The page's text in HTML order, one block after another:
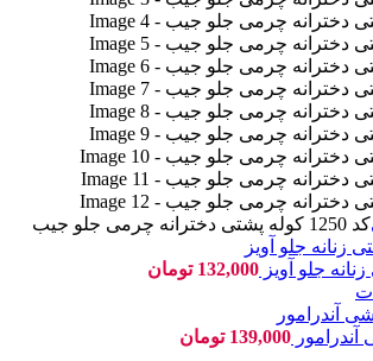
کد 1250 کوله پشتی دخترانه چرمی جلو جیب
132,000 تومان
139,000 تومان